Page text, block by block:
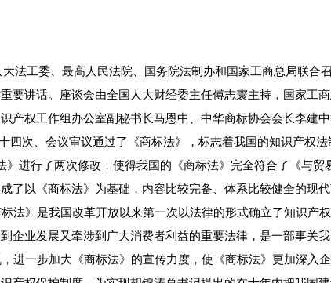
工委、最高人民法院、国务院法制办和国家工商总局联合
要讲话。座谈会由全国人大财经委主任傅志寰主持，国家工
产权工作组办公室副秘书长马恩中、中华商标协会会长李建
次、会议审议通过了《商标法》，标志着我国的知识产权
》进行了两次修改，使得我国的《商标法》完全符合了《与
了以《商标法》为基础，内容比较完备、体系比较健全的现代
法》是我国改革开放以来第一次以法律的形式确立了知识产
企业发展又牵涉到广大消费者利益的重要法律，是一部事关
进一步加大《商标法》的宣传力度，使《商标法》更加深入